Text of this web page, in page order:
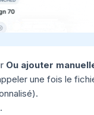
Ou ajouter
une fois le